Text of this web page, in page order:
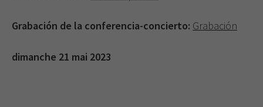
Grabación de la conferencia-concierto: Grabación
dimanche 21 mai 2023